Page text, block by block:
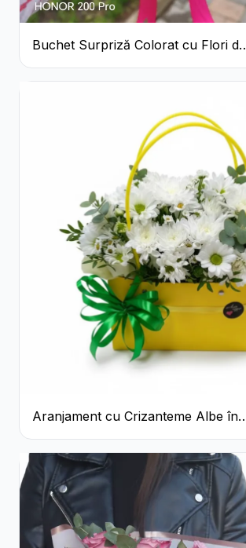
Buchet Surpriză Colorat cu Flori de
Sezon
Aranjament cu Crizanteme Albe în
Cutie Galbenă